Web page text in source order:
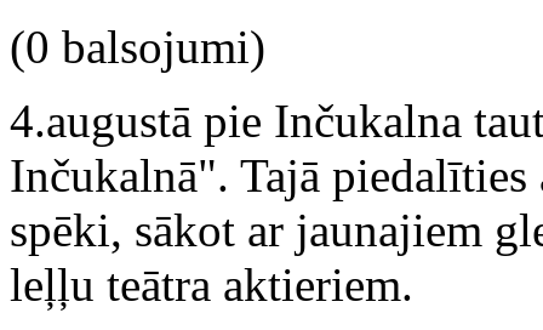
(0 balsojumi)
4.augustā pie Inčukalna
Inčukalnā". Tajā
spēki, sākot ar jaunajiem
leļļu teātra aktieriem.